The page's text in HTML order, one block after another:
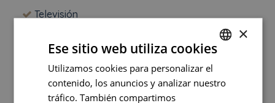
Televisión
Armario
FRENCH
ENGLISH
×
Ese sitio web utiliza cookies
Utilizamos cookies para personalizar el
contenido, los anuncios y analizar nuestro
tráfico. También compartimos